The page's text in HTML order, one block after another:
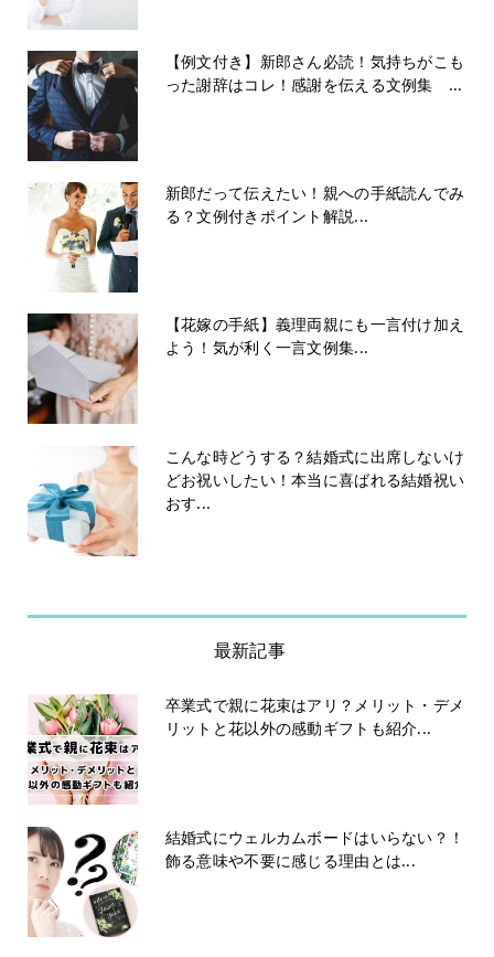
【例文付き】新郎さん必読！気持ちがこも
った謝辞はコレ！感謝を伝える文例集 ...
新郎だって伝えたい！親への手紙読んでみ
る？文例付きポイント解説...
【花嫁の手紙】義理両親にも一言付け加え
よう！気が利く一言文例集...
こんな時どうする？結婚式に出席しないけ
どお祝いしたい！本当に喜ばれる結婚祝い
おす...
最新記事
卒業式で親に花束はアリ？メリット・デメ
リットと花以外の感動ギフトも紹介...
結婚式にウェルカムボードはいらない？！
飾る意味や不要に感じる理由とは...